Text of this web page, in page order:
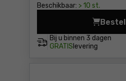
Beschikbaar: > 10 st.
Bij u binnen 3 dagen
GRATIS levering
Bestel